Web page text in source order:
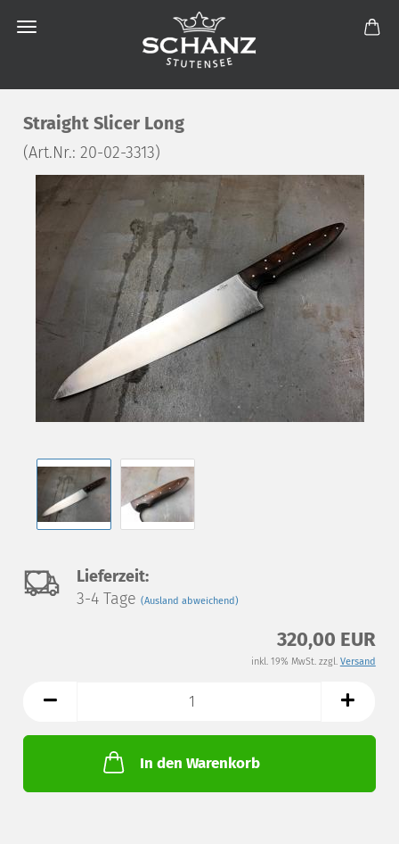
Straight Slicer Long
(Art.Nr.:20-02-3313)
Auf
den
Lieferzeit:
3-4 Tage(Ausland abweichend)
320,00 EUR
inkl. 19% MwSt. zzgl. Versand
In den Warenkorb